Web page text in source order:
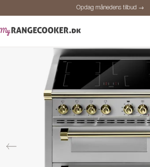
Opdag månedens tilbud →
Prisgaranti
Personlig rådgivning
Opdag månedens tilbud →